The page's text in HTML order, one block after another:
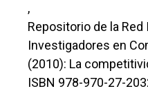
,
Repositorio de la
Investigadores en
(2010): La
ISBN 978-970-27-